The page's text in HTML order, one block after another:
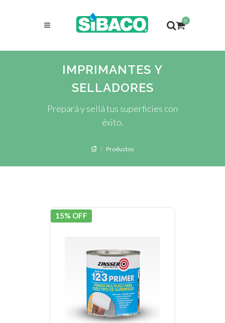
0
IMPRIMANTES Y
SELLADORES
Prepará y sellá tus superficies con
éxito.
Productos
15% OFF